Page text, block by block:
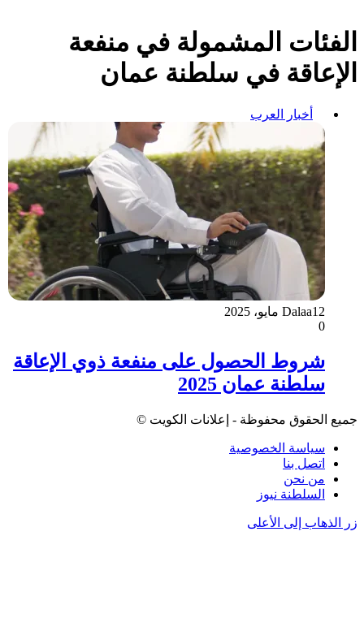
الفئات المشمولة في منفعة
الإعاقة في سلطنة عمان
أخبار العرب
Dalaa12 مايو، 2025
0
شروط الحصول على منفعة ذوي الإعاقة
سلطنة عمان 2025
جميع الحقوق محفوظة - إعلانات الكويت ©
سياسة الخصوصية
اتصل بنا
من نحن
السلطنة نيوز
زر الذهاب إلى الأعلى